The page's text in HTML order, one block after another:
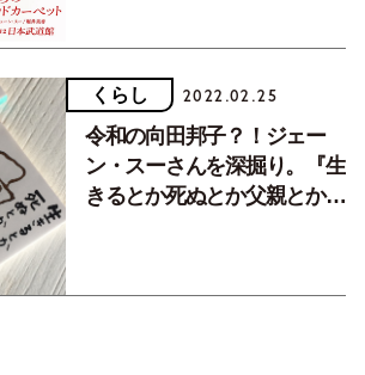
くらし 2022.02.25
令和の向田邦子？！ジェー
ン・スーさんを深掘り。『生
きるとか死ぬとか父親とか』